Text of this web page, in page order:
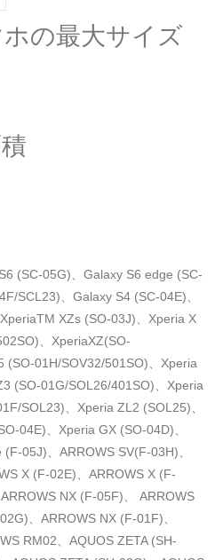
の最大サイズ
(SC-05G)、Galaxy S6 edge (SC-
SCL23)、Galaxy S4 (SC-04E)、
XZs (SO-03J)、Xperia X
、XperiaXZ(SO-
(SO-01H/SOV32/501SO)、Xperia
(SO-01G/SOL26/401SO)、Xperia
SOL23)、Xperia ZL2 (SOL25)、
04E)、Xperia GX (SO-04D)、
05J)、ARROWS SV(F-03H)、
X (F-02E)、ARROWS X (F-
NX (F-05F)、 ARROWS
、ARROWS NX (F-01F)、
RM02、AQUOS ZETA (SH-